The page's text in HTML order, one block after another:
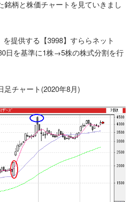
銘柄と株価チャートを見ていきまし
提供する【3998】すららネット
日を基準に1株→5株の株式分割を行
足チャート(2020年8月)